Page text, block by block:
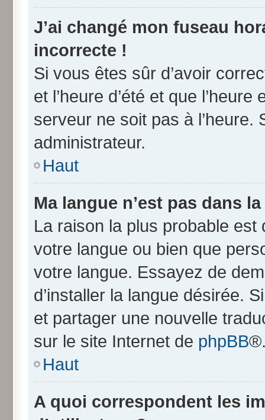
J’ai changé mon fuseau
incorrecte !
Si vous êtes sûr d’avoir
et l’heure d’été et que
serveur ne soit pas à l’heure.
administrateur.
Haut
Ma langue n’est pas dans
La raison la plus probable est
votre langue ou bien que
votre langue. Essayez de
d’installer la langue désirée.
et partager une nouvelle
sur le site Internet de phpBB
Haut
A quoi correspondent les